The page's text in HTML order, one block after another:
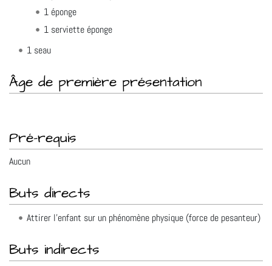
1 éponge
1 serviette éponge
1 seau
Âge de première présentation
Pré-requis
Aucun
Buts directs
Attirer l'enfant sur un phénomène physique (force de pesanteur)
Buts indirects